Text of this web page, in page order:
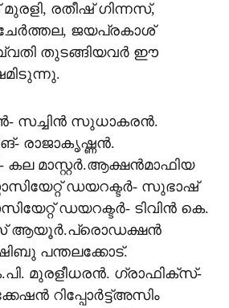
മുരളി, രതീഷ് ഗിന്നസ്,
ജയപ്രകാശ്
തുടങ്ങിയവര്‍ ഈ
സച്ചിന്‍ സുധാകരന്‍.
രാജാകൃഷ്ണന്‍.
മാസ്റ്റര്‍.ആക്ഷന്‍മാഫിയ
ഡയറക്ടര്‍- സുഭാഷ്
ഡയറക്ടര്‍- ടിവിന്‍ കെ.
ആയൂര്‍.പ്രൊഡക്ഷന്‍
പന്തലക്കോട്.
മുരളീധരന്‍. ഗ്രാഫിക്‌സ്-
റിപ്പോര്‍ട്ട്അസിം